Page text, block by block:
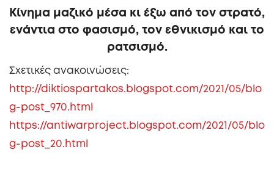
Κίνημα μαζικό μέσα κι έξω από τον στρατό,
ενάντια στο φασισμό, τον εθνικισμό και το
ρατσισμό.
Σχετικές ανακοινώσεις:
http://diktiospartakos.blogspot.com/2021/05/blo
g-post_970.html
https://antiwarproject.blogspot.com/2021/05/blo
g-post_20.html